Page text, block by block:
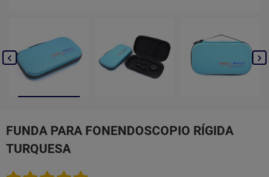
 
FUNDA PARA FONENDOSCOPIO RÍGIDA
TURQUESA